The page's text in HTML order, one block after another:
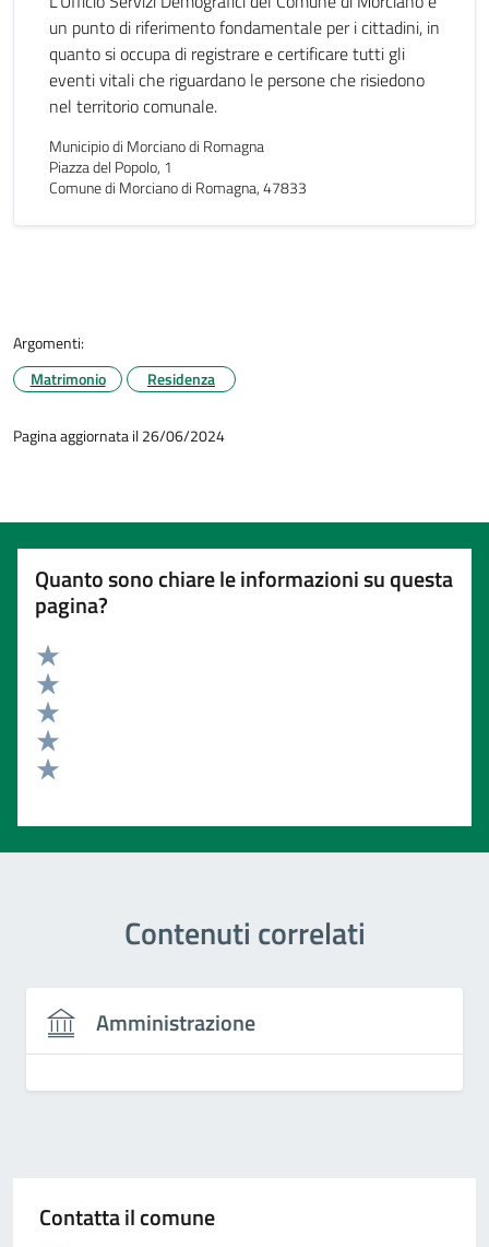
un punto di riferimento fondamentale per i cittadini, in
quanto si occupa di registrare e certificare tutti gli
eventi vitali che riguardano le persone che risiedono
nel territorio comunale.
Municipio di Morciano di Romagna
Piazza del Popolo, 1
Comune di Morciano di Romagna, 47833
Argomenti:
Matrimonio
Residenza
Pagina aggiornata il 26/06/2024
Quanto sono chiare le informazioni su questa
pagina?
Valuta 5 stelle su 5
Valuta 4 stelle su 5
Valuta 3 stelle su 5
Valuta 2 stelle su 5
Contenuti correlati
Amministrazione
Contatta il comune